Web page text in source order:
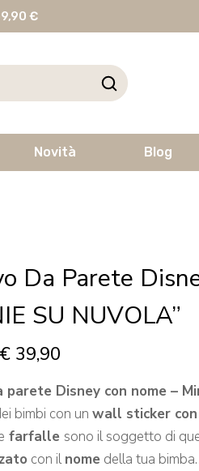
€
Novità Blog
Da Parete
SU NUVOLA”
€ 39,90
parete Disney con nome –
bimbi con un wall sticker con
farfalle sono il soggetto di
con ilnome della tua